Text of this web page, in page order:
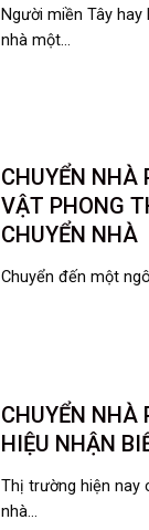
Người miền Tây hay
nhà một...
CHUYỂN NHÀ
VẬT PHONG
CHUYỂN NHÀ
Chuyển đến một
CHUYỂN NHÀ
HIỆU NHẬN
Thị trường hiện nay
nhà...